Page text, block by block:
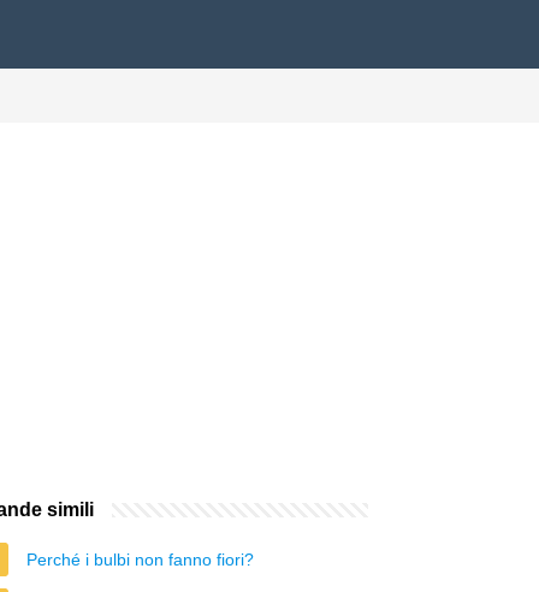
simili
Perché i bulbi non fanno fiori?